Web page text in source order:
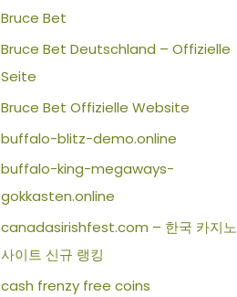
Bruce Bet
Bruce Bet Deutschland – Offizielle
Seite
Bruce Bet Offizielle Website
buffalo-blitz-demo.online
buffalo-king-megaways-
gokkasten.online
canadasirishfest.com – 한국 카지노
사이트 신규 랭킹
cash frenzy free coins